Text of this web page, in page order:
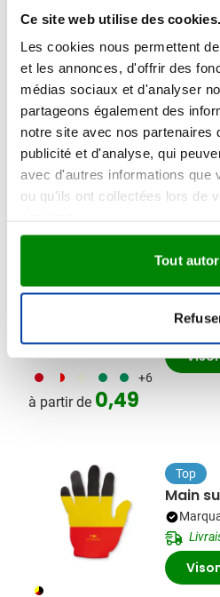
Ce site web utilise des cookies.
Les cookies nous permettent
et les annonces, d'offrir des
médias sociaux et d'analyser
partageons également des
notre site avec nos partenaires
publicité et d'analyse, qui
avec d'autres informations que
ou qu'ils ont collectées lors de
Tout
002004005 006007 +1
à partir de 0,12
60
Promo
tour
297 188 908 004 +6
à partir de 0,49
Fun
103
Top
Main